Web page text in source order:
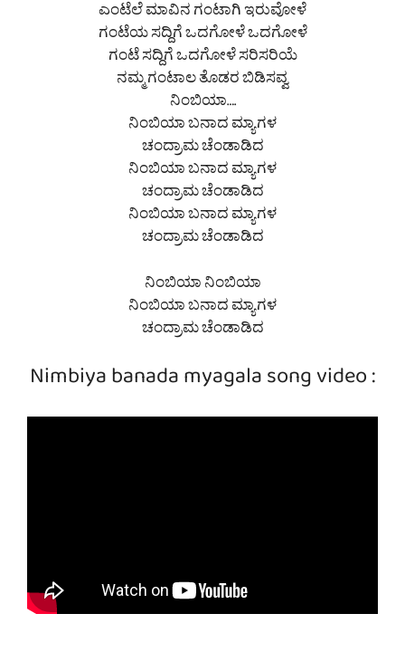
ಎಂಟೆಲೆ ಮಾವಿನ ಗಂಟಾಗಿ ಇರುವೋಳೆ
ಗಂಟೆಯ ಸದ್ದಿಗೆ ಒದಗೋಳೆ ಒದಗೋಳೆ
ಗಂಟೆ ಸದ್ದಿಗೆ ಒದಗೋಳೆ ಸರಿಸರಿಯೆ
ನಮ್ಮ ಗಂಟಾಲ ತೊಡರ ಬಿಡಿಸವ್ವ
ನಿಂಬಿಯಾ….
ನಿಂಬಿಯಾ ಬನಾದ ಮ್ಯಾಗಳ
ಚಂದ್ರಾಮ ಚೆಂಡಾಡಿದ
ನಿಂಬಿಯಾ ಬನಾದ ಮ್ಯಾಗಳ
ಚಂದ್ರಾಮ ಚೆಂಡಾಡಿದ
ನಿಂಬಿಯಾ ಬನಾದ ಮ್ಯಾಗಳ
ಚಂದ್ರಾಮ ಚೆಂಡಾಡಿದ
ನಿಂಬಿಯಾ ನಿಂಬಿಯಾ
ನಿಂಬಿಯಾ ಬನಾದ ಮ್ಯಾಗಳ
ಚಂದ್ರಾಮ ಚೆಂಡಾಡಿದ
Nimbiya banada myagala song video :